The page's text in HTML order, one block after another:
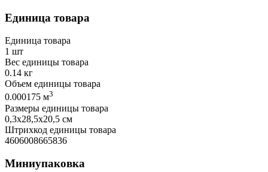
Единица товара
Единица товара
1 шт
Вес единицы товара
0.14 кг
Объем единицы товара
0.000175 м3
Размеры единицы товара
0,3х28,5х20,5 см
Штрихкод единицы товара
4606008665836
Миниупаковка